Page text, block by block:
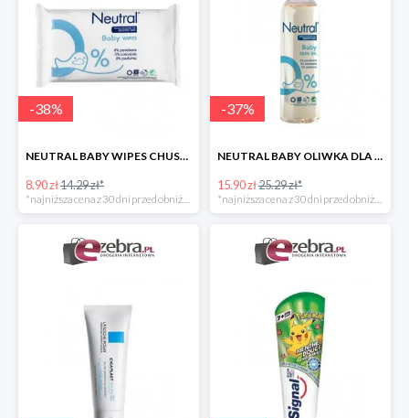
-38%
NEUTRAL BABY WIPES CHUSTECZKI NAWILŻANE DLA DZIECI
8.90 zł14.29 zł*
*najniższa cena z 30 dni przed obniżką
-37%
NEUTRAL BABY OLIWKA DLA DZIECI
15.90 zł25.29 zł*
*najniższa cena z 30 dni przed obniżką